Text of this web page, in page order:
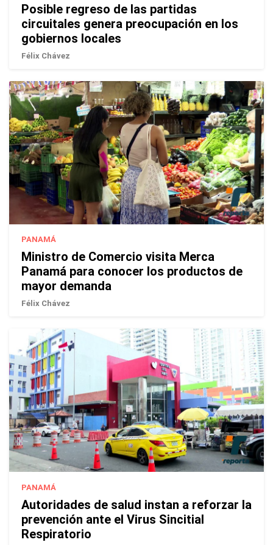
Posible regreso de las partidas
circuitales genera preocupación en los
gobiernos locales
Félix Chávez
PANAMÁ
Ministro de Comercio visita Merca
Panamá para conocer los productos de
mayor demanda
Félix Chávez
PANAMÁ
Autoridades de salud instan a reforzar la
prevención ante el Virus Sincitial
Respiratorio